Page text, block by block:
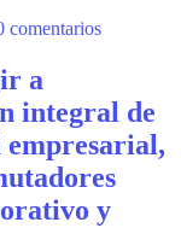
comentarios
a
integral de
y